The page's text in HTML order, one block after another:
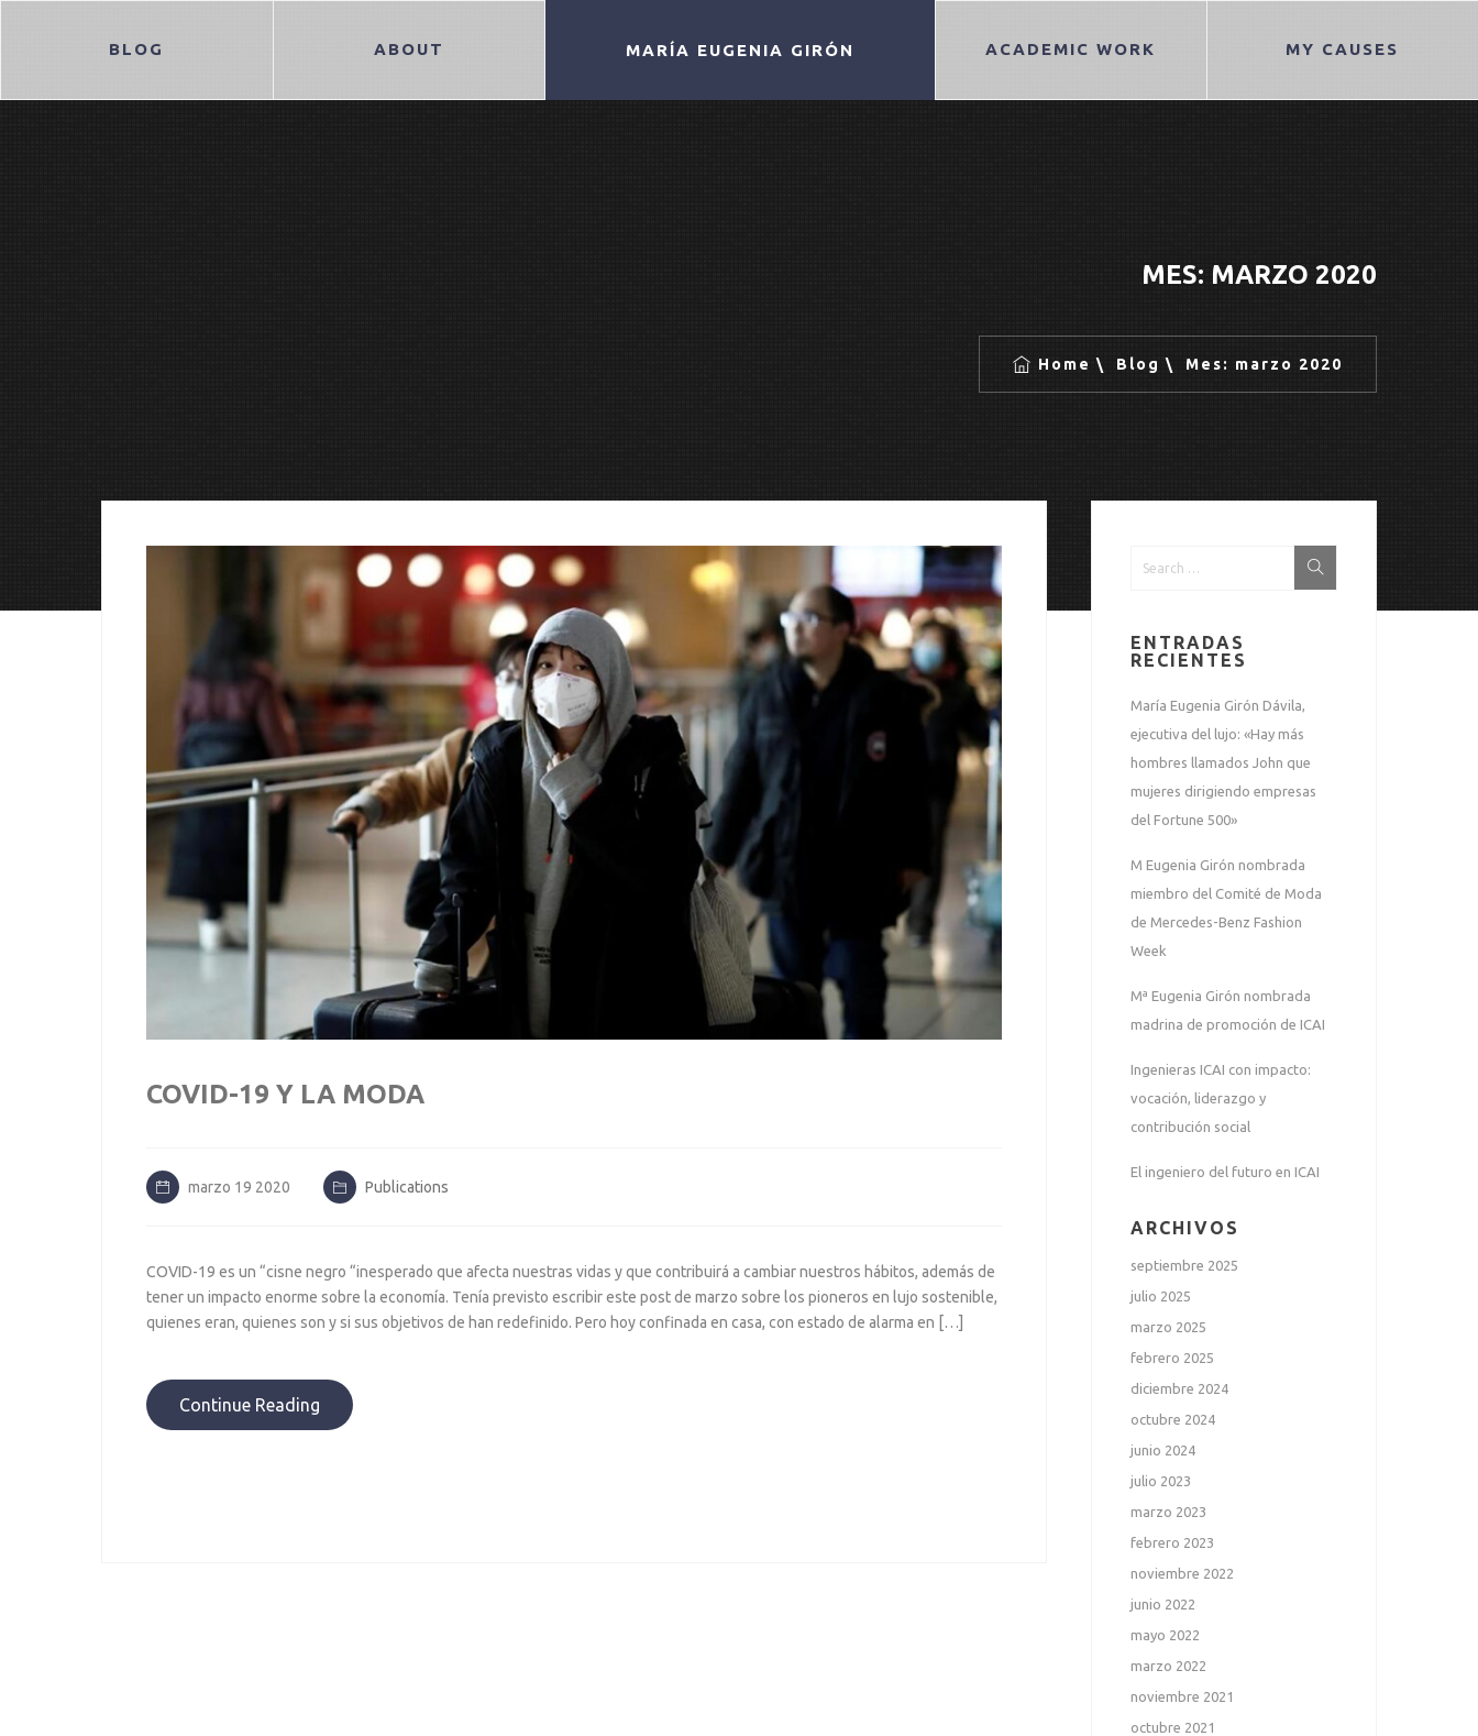
BLOG ABOUT MARÍA EUGENIA GIRÓN ACADEMIC WORK MY CAUSES
MES: MARZO 2020
Home Blog Mes: marzo 2020
COVID-19 Y LA MODA
marzo 19 2020 Publications
COVID-19 es un “cisne negro “inesperado que afecta nuestras vidas y que contribuirá a cambiar nuestros hábitos, además de
tener un impacto enorme sobre la economía. Tenía previsto escribir este post de marzo sobre los pioneros en lujo sostenible,
quienes eran, quienes son y si sus objetivos de han redefinido. Pero hoy confinada en casa, con estado de alarma en […]
Continue Reading
ENTRADAS
RECIENTES
María Eugenia Girón Dávila,
ejecutiva del lujo: «Hay más
hombres llamados John que
mujeres dirigiendo empresas
del Fortune 500»
M Eugenia Girón nombrada
miembro del Comité de Moda
de Mercedes-Benz Fashion
Week
Mª Eugenia Girón nombrada
madrina de promoción de ICAI
Ingenieras ICAI con impacto:
vocación, liderazgo y
contribución social
El ingeniero del futuro en ICAI
ARCHIVOS
septiembre 2025
julio 2025
marzo 2025
febrero 2025
diciembre 2024
octubre 2024
junio 2024
julio 2023
marzo 2023
febrero 2023
noviembre 2022
junio 2022
mayo 2022
marzo 2022
noviembre 2021
octubre 2021